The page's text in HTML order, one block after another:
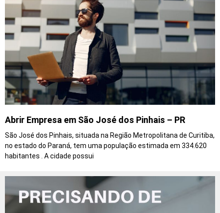
Abrir Empresa em São José dos Pinhais – PR
São José dos Pinhais, situada na Região Metropolitana de Curitiba,
no estado do Paraná, tem uma população estimada em 334.620
habitantes . A cidade possui